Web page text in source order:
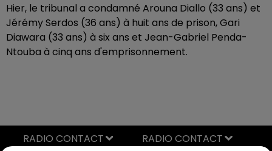
Hier, le tribunal a condamné Arouna Diallo (33 ans) et
Jérémy Serdos (36 ans) à huit ans de prison, Gari
Diawara (33 ans) à six ans et Jean-Gabriel Penda-
Ntouba à cinq ans d'emprisonnement.
RADIO CONTACT